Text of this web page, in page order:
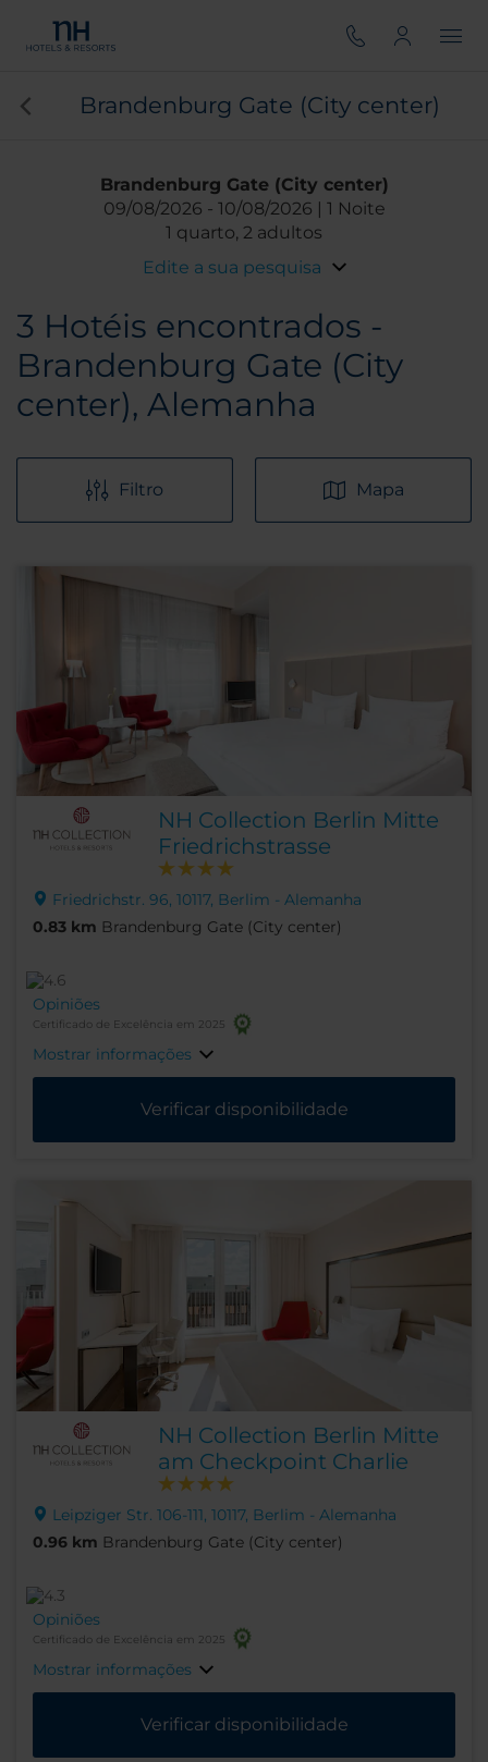
Brandenburg Gate (City center)
Brandenburg Gate (City center)
09/08/2026
10/08/2026
1 Noite
1 quarto, 2 adultos
Edite a sua pesquisa
3 Hotéis encontrados -
Brandenburg Gate (City
center), Alemanha
Filtro Mapa
NH Collection Berlin Mitte
Friedrichstrasse
Friedrichstr. 96, 10117, Berlim - Alemanha
0.83 km Brandenburg Gate (City center)
Opiniões
Certificado de Excelência em 2025
Mostrar informações
Verificar disponibilidade
NH Collection Berlin Mitte
am Checkpoint Charlie
Leipziger Str. 106-111, 10117, Berlim - Alemanha
0.96 km Brandenburg Gate (City center)
Opiniões
Certificado de Excelência em 2025
Mostrar informações
Verificar disponibilidade